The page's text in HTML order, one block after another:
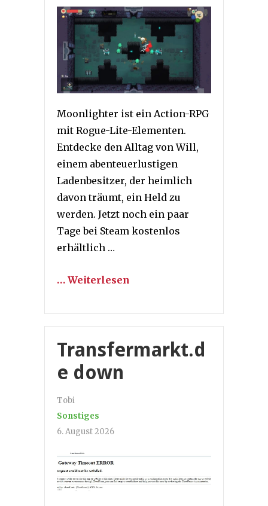
Moonlighter ist ein Action-RPG
mit Rogue-Lite-Elementen.
Entdecke den Alltag von Will,
einem abenteuerlustigen
Ladenbesitzer, der heimlich
davon träumt, ein Held zu
werden. Jetzt noch ein paar
Tage bei Steam kostenlos
erhältlich …
… Weiterlesen
Transfermarkt.d
e down
Tobi
Sonstiges
6. August 2026